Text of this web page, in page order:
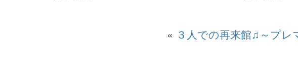
« ３人での再来館♫～プレ